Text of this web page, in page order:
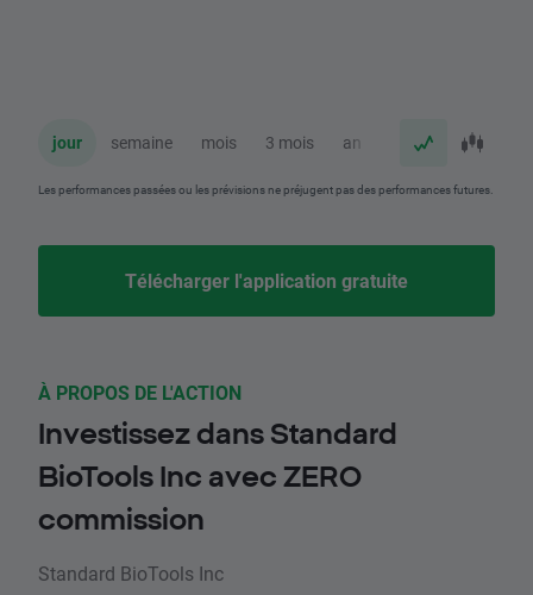
jour semaine mois 3 mois an
Les performances passées ou les prévisions ne préjugent pas des performances futures.
Télécharger l'application gratuite
À PROPOS DE L'ACTION
Investissez dans Standard
BioTools Inc avec ZERO
commission
Standard BioTools Inc